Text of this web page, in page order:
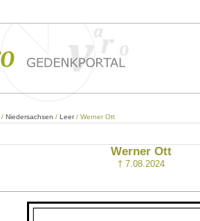
/ Niedersachsen / Leer/ Werner Ott
Werner Ott
† 7.08.2024